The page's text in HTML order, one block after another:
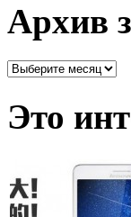
Архив
Архив
месяцам
Это